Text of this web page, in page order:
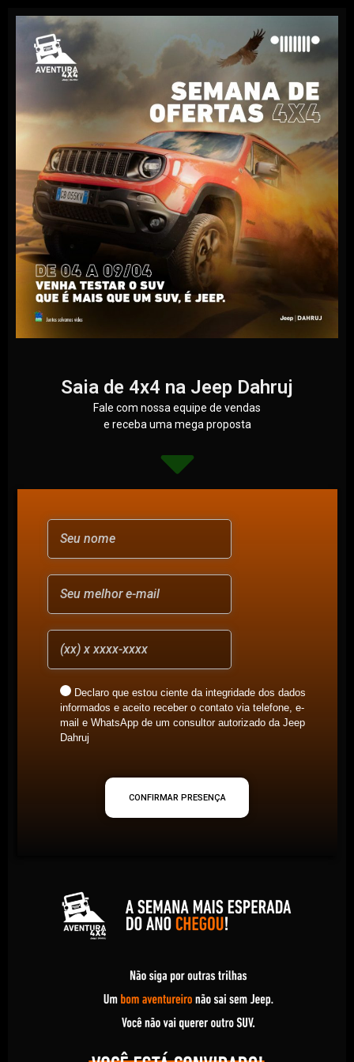
Saia de 4x4 na Jeep Dahruj
Fale com nossa equipe de vendas
e receba uma mega proposta
Declaro que estou ciente da integridade dos dados
informados e aceito receber o contato via telefone, e-
mail e WhatsApp de um consultor autorizado da Jeep
Dahruj